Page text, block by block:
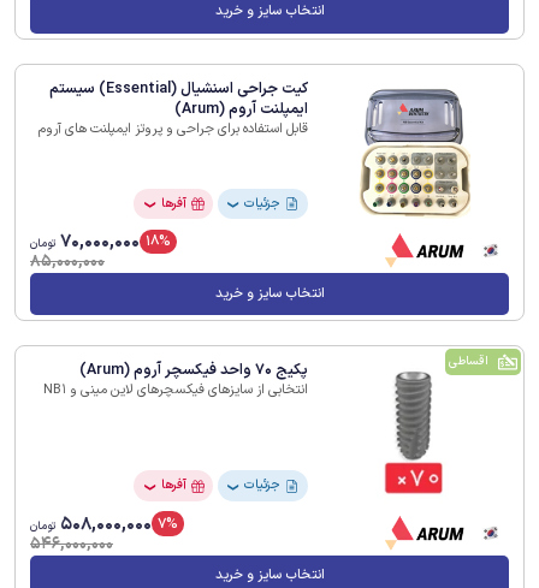
انتخاب سایز و خرید
کیت جراحی اسنشیال (Essential) سیستم
ایمپلنت آروم (Arum)
قابل استفاده برای جراحی و پروتز ایمپلنت های آروم
جزئیات ❯ آفرها ❯
18%
70,000,000 تومان
85,000,000
انتخاب سایز و خرید
اقساطی پکیج 70 واحد فیکسچر آروم (Arum)
انتخابی از سایزهای فیکسچرهای لاین مینی و NB1
جزئیات ❯ آفرها ❯
7%
508,000,000 تومان
546,000,000
انتخاب سایز و خرید